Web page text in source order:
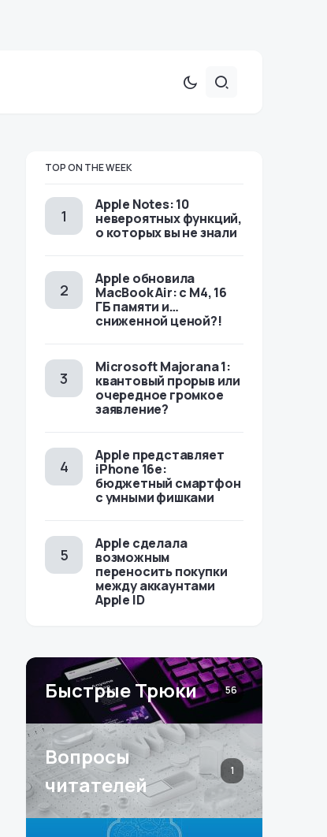
TOP ON THE WEEK
Apple Notes: 10
невероятных функций,
о которых вы не знали
Apple обновила
MacBook Air: с M4, 16
ГБ памяти и…
сниженной ценой?!
Microsoft Majorana 1:
квантовый прорыв или
очередное громкое
заявление?
Apple представляет
iPhone 16e:
бюджетный смартфон
с умными фишками
Apple сделала
возможным
переносить покупки
между аккаунтами
Apple ID
Быстрые Трюки 56
Вопросы
читателей
1